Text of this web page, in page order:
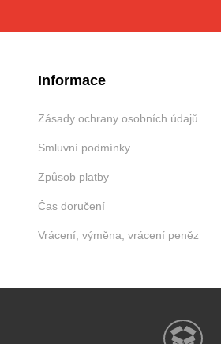
Informace
Zásady ochrany osobních údajů
Smluvní podmínky
Způsob platby
Čas doručení
Vrácení, výměna, vrácení peněz